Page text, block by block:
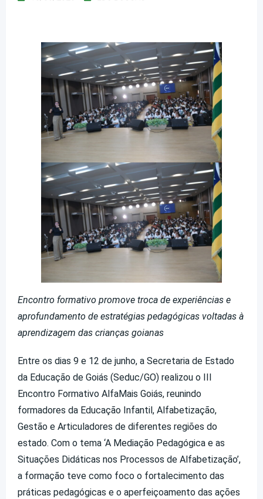
Encontro formativo promove troca de experiências e
aprofundamento de estratégias pedagógicas voltadas à
aprendizagem das crianças goianas
Entre os dias 9 e 12 de junho, a Secretaria de Estado
da Educação de Goiás (Seduc/GO) realizou o III
Encontro Formativo AlfaMais Goiás, reunindo
formadores da Educação Infantil, Alfabetização,
Gestão e Articuladores de diferentes regiões do
estado. Com o tema ‘A Mediação Pedagógica e as
Situações Didáticas nos Processos de Alfabetização’,
a formação teve como foco o fortalecimento das
práticas pedagógicas e o aperfeiçoamento das ações